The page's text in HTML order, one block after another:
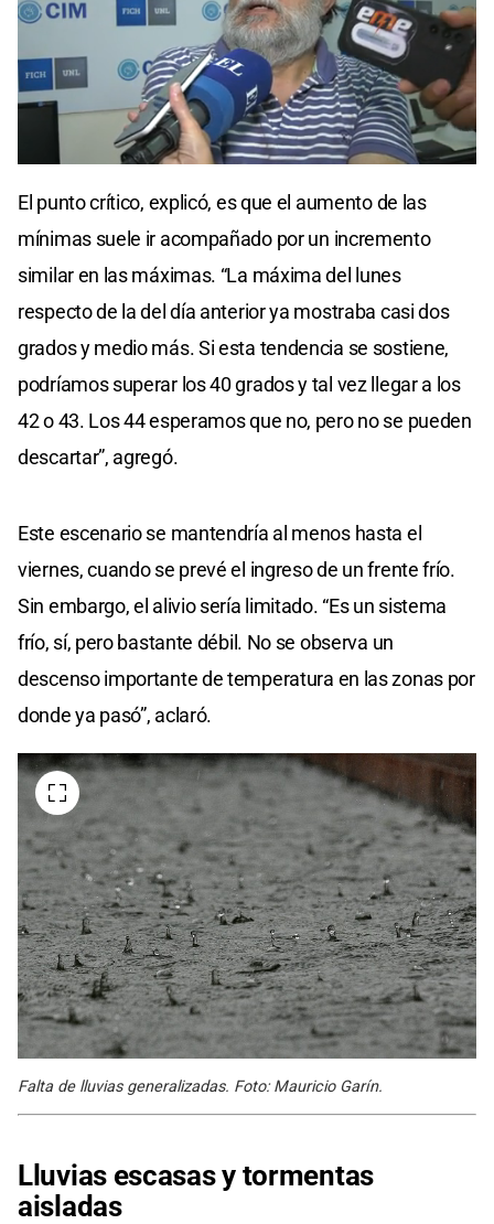
El punto crítico, explicó, es que el aumento de las
mínimas suele ir acompañado por un incremento
similar en las máximas. “La máxima del lunes
respecto de la del día anterior ya mostraba casi dos
grados y medio más. Si esta tendencia se sostiene,
podríamos superar los 40 grados y tal vez llegar a los
42 o 43. Los 44 esperamos que no, pero no se pueden
descartar”, agregó.
Este escenario se mantendría al menos hasta el
viernes, cuando se prevé el ingreso de un frente frío.
Sin embargo, el alivio sería limitado. “Es un sistema
frío, sí, pero bastante débil. No se observa un
descenso importante de temperatura en las zonas por
donde ya pasó”, aclaró.
Falta de lluvias generalizadas. Foto: Mauricio Garín.
Lluvias escasas y tormentas
aisladas